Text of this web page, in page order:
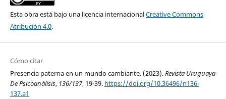
Esta obra está bajo una licencia internacionalCreative Commons
Atribución 4.0.
Cómo citar
Presencia paterna en un mundo cambiante. (2023).Revista Uruguaya
De Psicoanálisis, 136/137, 19-39. https://doi.org/10.36496/n136-
137.a1